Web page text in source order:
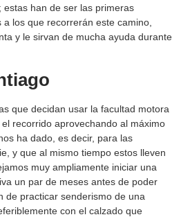
han de ser las primeras
los que recorrerán este camino,
y le sirvan de mucha ayuda durante
que decidan usar la facultad motora
recorrido aprovechando al máximo
ha dado, es decir, para las
y que al mismo tiempo estos lleven
muy ampliamente iniciar una
un par de meses antes de poder
de practicar senderismo de una
con el calzado que